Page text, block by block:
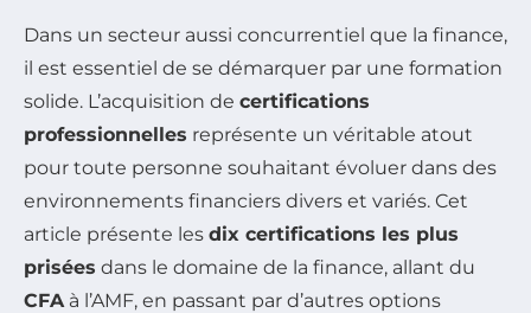
Dans un secteur aussi concurrentiel que la finance,
il est essentiel de se démarquer par une formation
solide. L’acquisition de certifications
professionnelles représente un véritable atout
pour toute personne souhaitant évoluer dans des
environnements financiers divers et variés. Cet
article présente les dix certifications les plus
prisées dans le domaine de la finance, allant du
CFAà l’AMF, en passant par d’autres options